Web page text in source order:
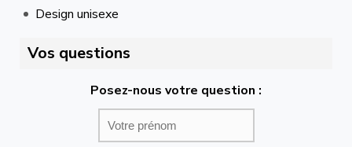
Design unisexe
Vos questions
Posez-nous votre question :